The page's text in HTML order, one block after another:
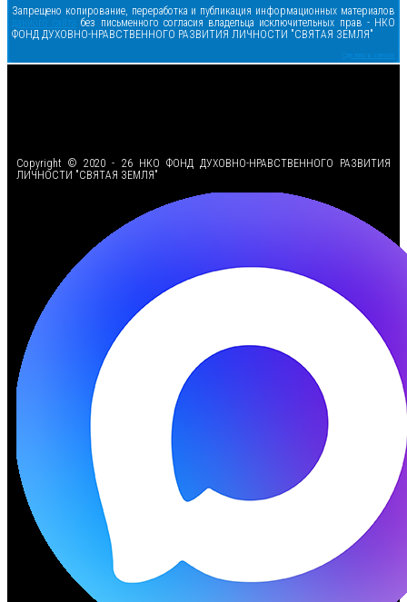
Запрещено копирование, переработка и публикация информационных материалов
данного сайта без письменного согласия владельца исключительных прав - НКО
ФОНД ДУХОВНО-НРАВСТВЕННОГО РАЗВИТИЯ ЛИЧНОСТИ "СВЯТАЯ ЗЕМЛЯ"
Сделано в samsite
Copyright © 2020 - 26 НКО ФОНД ДУХОВНО-НРАВСТВЕННОГО РАЗВИТИЯ
ЛИЧНОСТИ "СВЯТАЯ ЗЕМЛЯ"